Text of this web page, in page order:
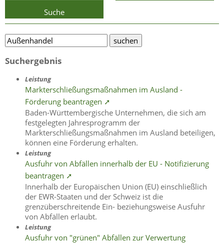
Suche
Suchergebnis
Leistung
Markterschließungsmaßnahmen im Ausland -
Förderung beantragen ➚
Baden-Württembergische Unternehmen, die sich am
festgelegten Jahresprogramm der
Markterschließungsmaßnahmen im Ausland beteiligen,
können eine Förderung erhalten.
Leistung
Ausfuhr von Abfällen innerhalb der EU - Notifizierung
beantragen ➚
Innerhalb der Europäischen Union (EU) einschließlich
der EWR-Staaten und der Schweiz ist die
grenzüberschreitende Ein- beziehungsweise Ausfuhr
von Abfällen erlaubt.
Leistung
Ausfuhr von "grünen" Abfällen zur Verwertung